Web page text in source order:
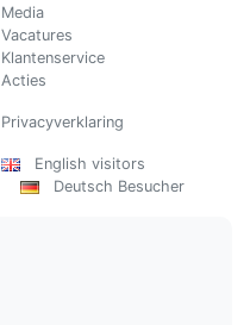
Media
Vacatures
Klantenservice
Acties
Privacyverklaring
English visitors
Deutsch Besucher